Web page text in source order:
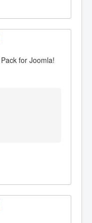
for Joomla!